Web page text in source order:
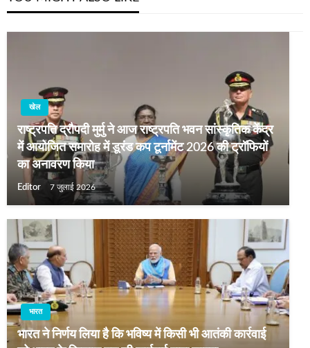
खेल
राष्ट्रपति द्रौपदी मुर्मु ने आज राष्ट्रपति भवन सांस्कृतिक केंद्र
में आयोजित समारोह में डूरंड कप टूर्नामेंट 2026 की ट्रॉफियों
का अनावरण किया
Editor 7 जुलाई 2026
भारत
भारत ने निर्णय लिया है कि भविष्य में किसी भी आतंकी कार्रवाई